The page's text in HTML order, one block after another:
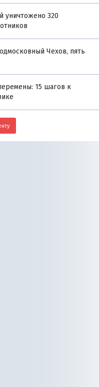
уничтожено 320
Чехов, пять
15 шагов к